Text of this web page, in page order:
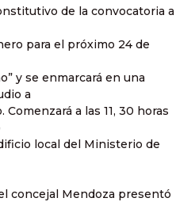
de la convocatoria a
para el próximo 24 de
y se enmarcará en una
a
a las 11, 30 horas
local del Ministerio de
concejal Mendoza presentó